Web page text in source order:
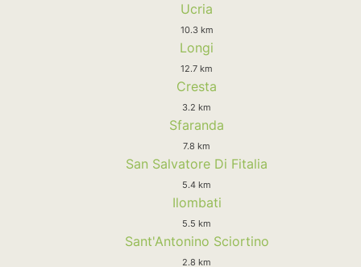
Ucria
10.3 km
Longi
12.7 km
Cresta
3.2 km
Sfaranda
7.8 km
San Salvatore Di Fitalia
5.4 km
Ilombati
5.5 km
Sant'Antonino Sciortino
2.8 km